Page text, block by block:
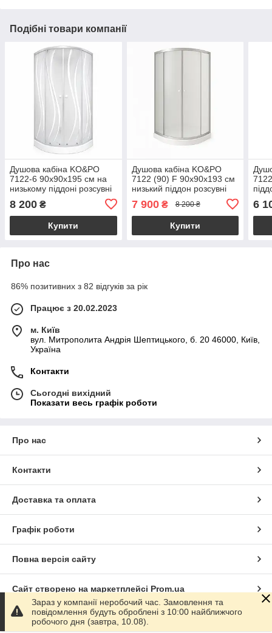
Подібні товари компанії
Душова кабіна KO&PO
7122-6 90х90х195 см на
низькому піддоні розсувні
принтом хвилі
8 200 ₴
Купити
Душова кабіна KO&PO
7122 (90) F 90x90х193 см
низький піддон розсувні
7 900₴ 8 200 ₴
Купити
6
Про нас
86% позитивних з 82 відгуків за рік
Працює з 20.02.2023
м. Київ
вул. Митрополита Андрія Шептицького, б. 20 46000, Київ,
Україна
Контакти
Сьогодні вихідний
Показати весь графік роботи
Про нас
Контакти
Доставка та оплата
Графік роботи
Повна версія сайту
Сайт створено на маркетплейсі Prom.ua
Політика конфіденційності
Зараз у компанії неробочий час. Замовлення та
повідомлення будуть оброблені з 10:00 найближчого
робочого дня (завтра, 10.08).